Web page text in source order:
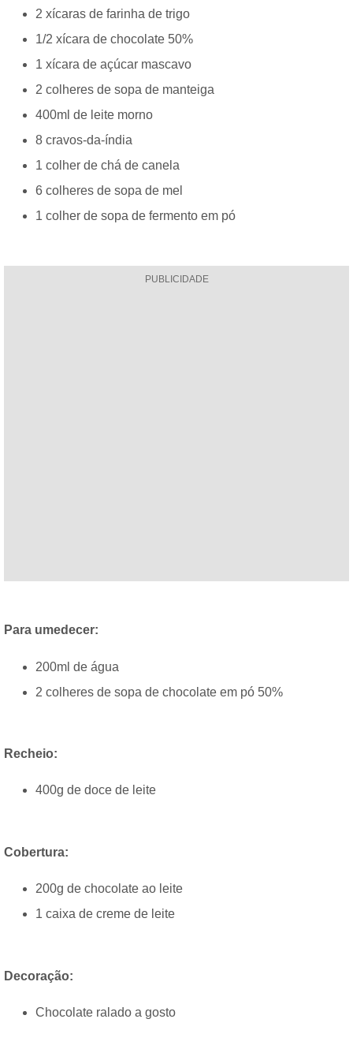
2 xícaras de farinha de trigo
1/2 xícara de chocolate 50%
1 xícara de açúcar mascavo
2 colheres de sopa de manteiga
400ml de leite morno
8 cravos-da-índia
1 colher de chá de canela
6 colheres de sopa de mel
1 colher de sopa de fermento em pó
PUBLICIDADE
Para umedecer:
200ml de água
2 colheres de sopa de chocolate em pó 50%
Recheio:
400g de doce de leite
Cobertura:
200g de chocolate ao leite
1 caixa de creme de leite
Decoração:
Chocolate ralado a gosto